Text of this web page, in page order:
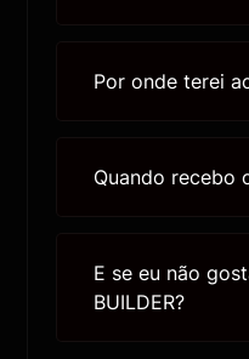
Por onde terei
Quando recebo
E se eu não
BUILDER?